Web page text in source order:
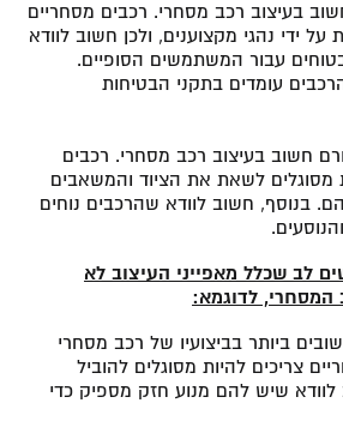
בעיצוב רכב מסחרי. רכבים מסחריים
על ידי נהגי מקצוענים, ולכן חשוב לוודא
עבור המשתמשים הסופיים.
עומדים בתקני הבטיחות
חשוב בעיצוב רכב מסחרי. רכבים
מסוגלים לשאת את הציוד והמשאבים
בנוסף, חשוב לוודא שהרכבים נוחים
לב שכלל מאפייני העיצוב לא
המסחרי, לדוגמא:
ביותר בביצועיו של רכב מסחרי
צריכים להיות מסוגלים להוביל
שיש להם מנוע חזק מספיק כדי